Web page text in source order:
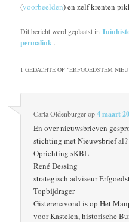
(voorbeelden) en zelf krenten
Dit bericht werd geplaatst in
permalink .
1 GEDACHTE OP “ERFGOEDSTEM
Carla Oldenburgerop4 maart
En over nieuwsbrieven
stichting met Nieuwsbrief al?
Oprichting sKBL
René Dessing
strategisch adviseur
Topbijdrager
Gisterenavond is op Het
voor Kastelen, historische